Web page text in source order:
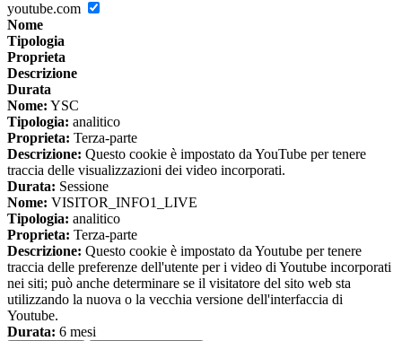
youtube.com
Nome
Tipologia
Proprieta
Descrizione
Durata
Nome: YSC
Tipologia: analitico
Proprieta: Terza-parte
Descrizione: Questo cookie è impostato da YouTube per tenere
traccia delle visualizzazioni dei video incorporati.
Durata: Sessione
Nome: VISITOR_INFO1_LIVE
Tipologia: analitico
Proprieta: Terza-parte
Descrizione: Questo cookie è impostato da Youtube per tenere
traccia delle preferenze dell'utente per i video di Youtube incorporati
nei siti; può anche determinare se il visitatore del sito web sta
utilizzando la nuova o la vecchia versione dell'interfaccia di
Youtube.
Durata: 6 mesi